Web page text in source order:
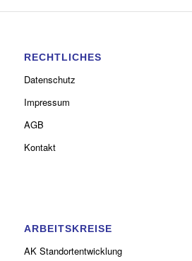
RECHTLICHES
Datenschutz
Impressum
AGB
Kontakt
ARBEITSKREISE
AK Standortentwicklung